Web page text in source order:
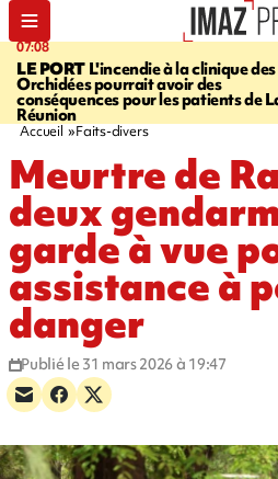
07:08
LE PORT L'incendie à la clinique des
Orchidées pourrait avoir des
conséquences pour les patients de
Réunion
Accueil Faits-divers
Meurtre de
deux
garde à vue
assistance à
danger
Publié le 31 mars 2026 à 19:47